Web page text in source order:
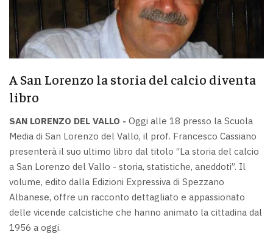
A San Lorenzo la storia del calcio diventa
libro
SAN LORENZO DEL VALLO - Oggi alle 18 presso la Scuola
Media di San Lorenzo del Vallo, il prof. Francesco Cassiano
presenterà il suo ultimo libro dal titolo “La storia del calcio
a San Lorenzo del Vallo - storia, statistiche, aneddoti”. Il
volume, edito dalla Edizioni Expressiva di Spezzano
Albanese, offre un racconto dettagliato e appassionato
delle vicende calcistiche che hanno animato la cittadina dal
1956 a oggi.